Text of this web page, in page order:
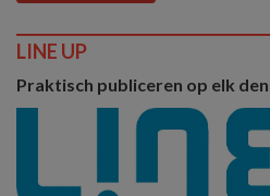
LINE UP
Praktisch publiceren op elk